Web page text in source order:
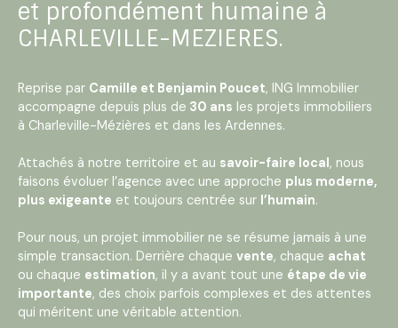
et profondément humaine à
CHARLEVILLE-MEZIERES.
Reprise par Camille et Benjamin Poucet, ING Immobilier
accompagne depuis plus de 30 ans les projets immobiliers
à Charleville-Mézières et dans les Ardennes.
Attachés à notre territoire et au savoir-faire local, nous
faisons évoluer l’agence avec une approche plus moderne,
plus exigeante et toujours centrée sur l’humain.
Pour nous, un projet immobilier ne se résume jamais à une
simple transaction. Derrière chaque vente, chaque achat
ou chaque estimation, il y a avant tout une étape de vie
importante, des choix parfois complexes et des attentes
qui méritent une véritable attention.